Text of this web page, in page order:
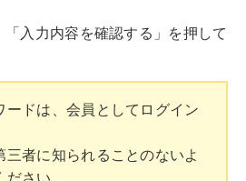
入力内容を確認する」を押して
ドは、会員としてログイン
三者に知られることのないよ